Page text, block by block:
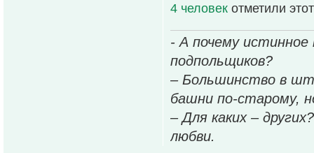
4 человек отметили
- А почему
подпольщиков?
– Большинство в
башни по-старому,
– Для каких –
любви.